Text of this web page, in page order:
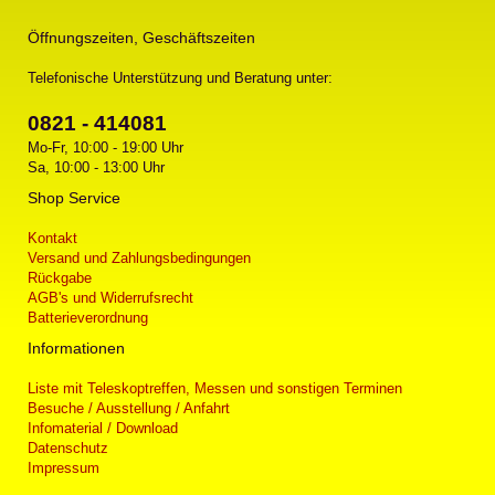
Öffnungszeiten, Geschäftszeiten
Telefonische Unterstützung und Beratung unter:
0821 - 414081
Mo-Fr, 10:00 - 19:00 Uhr
Sa, 10:00 - 13:00 Uhr
Shop Service
Kontakt
Versand und Zahlungsbedingungen
Rückgabe
AGB's und Widerrufsrecht
Batterieverordnung
Informationen
Liste mit Teleskoptreffen, Messen und sonstigen Terminen
Besuche / Ausstellung / Anfahrt
Infomaterial / Download
Datenschutz
Impressum